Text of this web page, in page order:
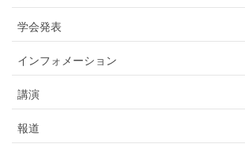
学会発表
インフォメーション
講演
報道